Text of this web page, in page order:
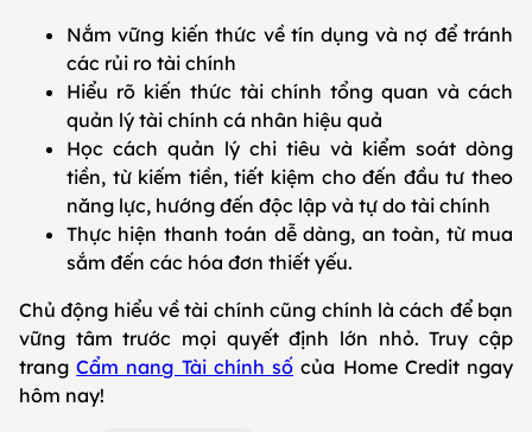
Nắm vững kiến thức về tín dụng và nợ để tránh
các rủi ro tài chính
Hiểu rõ kiến thức tài chính tổng quan và cách
quản lý tài chính cá nhân hiệu quả
Học cách quản lý chi tiêu và kiểm soát dòng
tiền, từ kiếm tiền, tiết kiệm cho đến đầu tư theo
năng lực, hướng đến độc lập và tự do tài chính
Thực hiện thanh toán dễ dàng, an toàn, từ mua
sắm đến các hóa đơn thiết yếu.
Chủ động hiểu về tài chính cũng chính là cách để bạn
vững tâm trước mọi quyết định lớn nhỏ. Truy cập
trangCẩm nang Tài chính số của Home Credit ngay
hôm nay!